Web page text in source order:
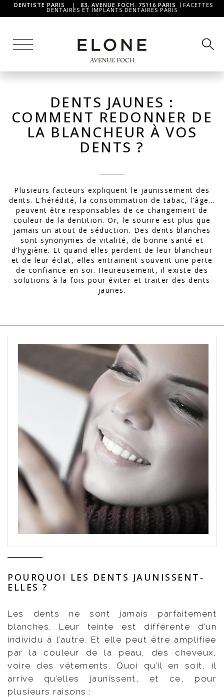
DENTISTE PARIS | 83, AVENUE FOCH. 75116 PARIS FACETTES
DENTAIRES ET IMPLANTS DENTAIRES PARIS
DENTS JAUNES :
COMMENT REDONNER DE
LA BLANCHEUR À VOS
DENTS ?
Plusieurs facteurs expliquent le jaunissement des
dents. L’hérédité, la consommation de tabac, l’âge…
peuvent être responsables de ce changement de
couleur de la dentition. Or, le sourire est plus que
jamais un atout de séduction. Des dents blanches
sont synonymes de vitalité, de bonne santé et
d’hygiène. Et quand elles perdent de leur blancheur
et de leur éclat, elles entrainent souvent une perte
de confiance en soi. Heureusement, il existe des
solutions à la fois pour éviter et traiter des dents
jaunes.
POURQUOI LES DENTS JAUNISSENT-
ELLES ?
Les dents ne sont jamais parfaitement
blanches. Leur teinte est différente d’un
individu à l’autre. Et elle peut être amplifiée
par la couleur de la peau, des cheveux,
voire des vêtements. Quoi qu’il en soit, il
arrive qu’elles jaunissent, et ce, pour
plusieurs raisons :